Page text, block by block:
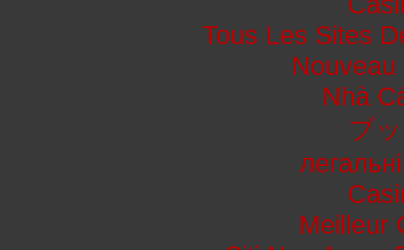
Tous Les Sites
Nhà
ブ
Meilleur